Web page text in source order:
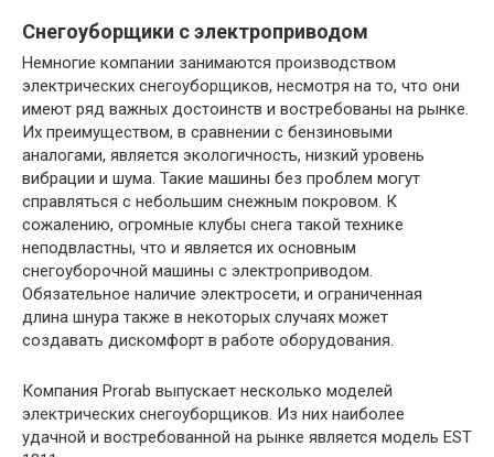
Снегоуборщики с электроприводом
Немногие компании занимаются производством
электрических снегоуборщиков, несмотря на то, что они
имеют ряд важных достоинств и востребованы на рынке.
Их преимуществом, в сравнении с бензиновыми
аналогами, является экологичность, низкий уровень
вибрации и шума. Такие машины без проблем могут
справляться с небольшим снежным покровом. К
сожалению, огромные клубы снега такой технике
неподвластны, что и является их основным
снегоуборочной машины с электроприводом.
Обязательное наличие электросети, и ограниченная
длина шнура также в некоторых случаях может
создавать дискомфорт в работе оборудования.
Компания Prorab выпускает несколько моделей
электрических снегоуборщиков. Из них наиболее
удачной и востребованной на рынке является модель EST